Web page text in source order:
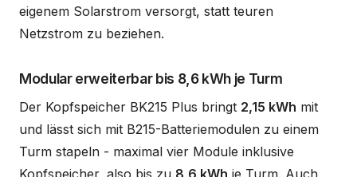
eigenem Solarstrom versorgt, statt teuren
Netzstrom zu beziehen.
Modular erweiterbar bis 8,6 kWh je Turm
Der Kopfspeicher BK215 Plus bringt 2,15 kWh mit
und lässt sich mit B215-Batteriemodulen zu einem
Turm stapeln - maximal vier Module inklusive